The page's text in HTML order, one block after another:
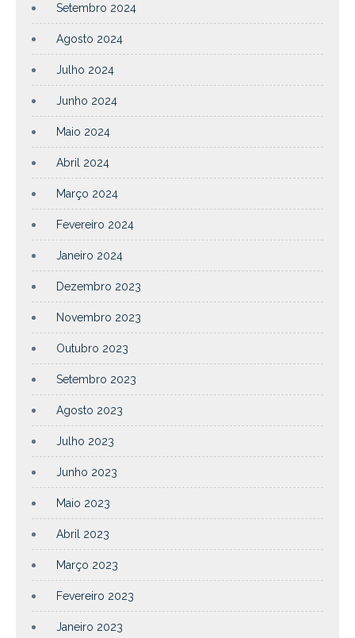
Setembro 2024
Agosto 2024
Julho 2024
Junho 2024
Maio 2024
Abril 2024
Março 2024
Fevereiro 2024
Janeiro 2024
Dezembro 2023
Novembro 2023
Outubro 2023
Setembro 2023
Agosto 2023
Julho 2023
Junho 2023
Maio 2023
Abril 2023
Março 2023
Fevereiro 2023
Janeiro 2023